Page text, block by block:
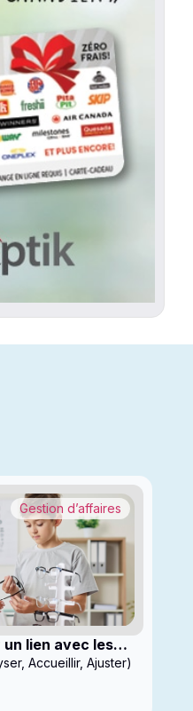
lien avec les
Gestion d’affaires
Accueillir, Ajuster)